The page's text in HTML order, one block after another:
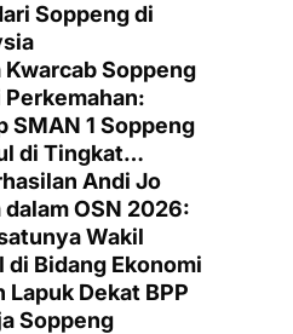
Soppeng di
Kwarcab Soppeng
SMAN 1 Soppeng
di Tingkat
Andi Jo
dalam OSN 2026:
Wakil
di Bidang Ekonomi
Lapuk Dekat BPP
Soppeng